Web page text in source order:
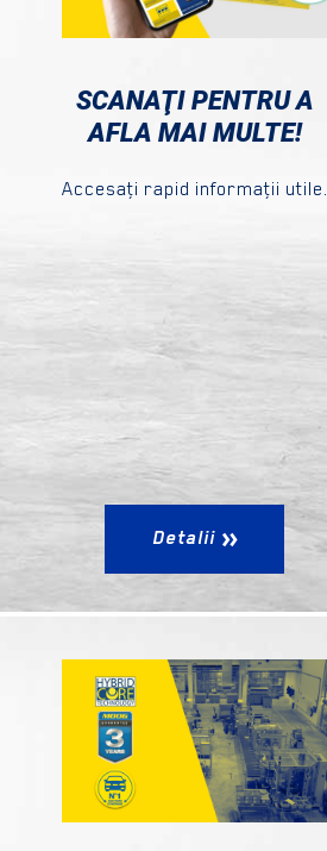
SCANAŢI PENTRU A
AFLA MAI MULTE!
Accesaţi rapid informaţii utile.
Detalii